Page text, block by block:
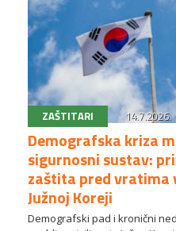
ZAŠTITARI 14.7.2026.
Demografska kriza
sigurnosni sustav:
zaštita pred vratima
Južnoj Koreji
Demografski pad i kronični